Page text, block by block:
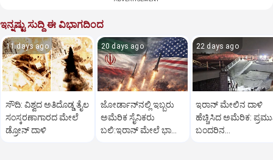
ಇನ್ನಷ್ಟು ಸುದ್ದಿ ಈ ವಿಭಾಗದಿಂದ
11 days ago
ಸೌದಿ: ವಿಶ್ವದ ಅತಿದೊಡ್ಡ ತೈಲ
ಸಂಸ್ಕರಣಾಗಾರದ ಮೇಲೆ
ಡ್ರೋನ್ ದಾಳಿ
20 days ago
ಜೋರ್ಡಾನ್‌ನಲ್ಲಿ ಇಬ್ಬರು
ಅಮೆರಿಕ ಸೈನಿಕರು
ಬಲಿ:ಇರಾನ್ ಮೇಲೆ ಭಾರೀ
22 days ago
ಇರಾನ್‌ ಮೇಲಿನ ದಾಳಿ
ಹೆಚ್ಚಿಸಿದ ಅಮೆರಿಕ:
ಬಂದರಿನ